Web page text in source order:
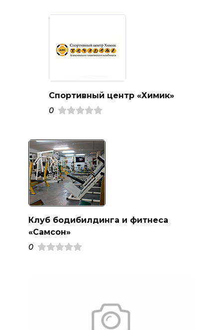
Спортивный центр «Химик»
0
Клуб бодибилдинга и фитнеса
«Самсон»
0